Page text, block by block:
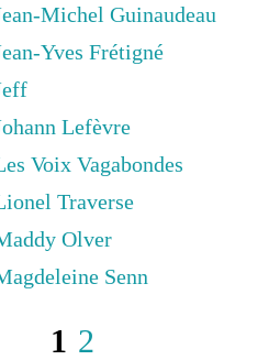
Michel Guinaudeau
Yves Frétigné
Lefèvre
Voix Vagabondes
Traverse
Olver
Senn
1 2